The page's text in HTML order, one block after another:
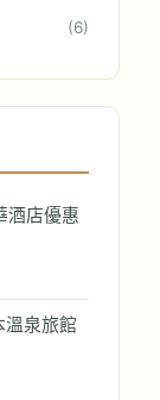
(6)
酒店優惠
溫泉旅館